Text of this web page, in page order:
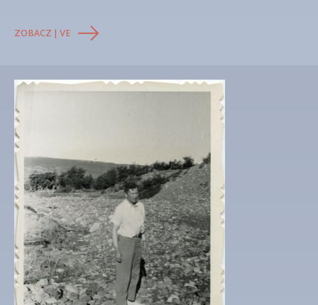
ZOBACZ | VE